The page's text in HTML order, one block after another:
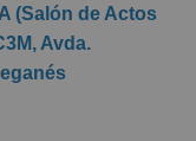
(Salón de Actos
Avda.